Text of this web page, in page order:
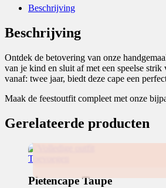
Beschrijving
Beschrijving
Ontdek de betovering van onze
van je kind en sluit af met een speelse
vanaf: twee jaar, biedt deze cape een
Maak de feestoutfit compleet met onze
Gerelateerde producten
Toevoegen
Pietencape Taupe